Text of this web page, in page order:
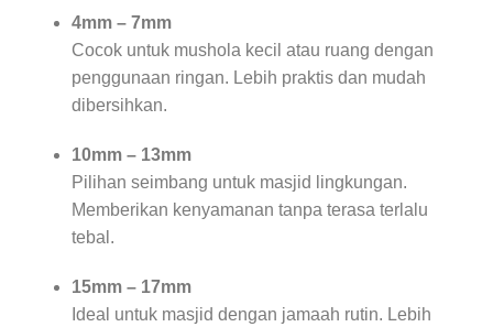
4mm – 7mm
Cocok untuk mushola kecil atau ruang dengan
penggunaan ringan. Lebih praktis dan mudah
dibersihkan.
10mm – 13mm
Pilihan seimbang untuk masjid lingkungan.
Memberikan kenyamanan tanpa terasa terlalu
tebal.
15mm – 17mm
Ideal untuk masjid dengan jamaah rutin. Lebih